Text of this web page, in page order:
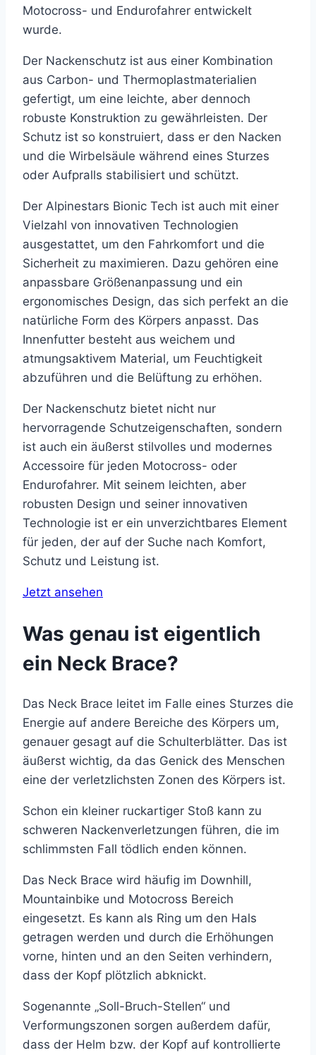
Motocross- und Endurofahrer entwickelt
wurde.
Der Nackenschutz ist aus einer Kombination
aus Carbon- und Thermoplastmaterialien
gefertigt, um eine leichte, aber dennoch
robuste Konstruktion zu gewährleisten. Der
Schutz ist so konstruiert, dass er den Nacken
und die Wirbelsäule während eines Sturzes
oder Aufpralls stabilisiert und schützt.
Der Alpinestars Bionic Tech ist auch mit einer
Vielzahl von innovativen Technologien
ausgestattet, um den Fahrkomfort und die
Sicherheit zu maximieren. Dazu gehören eine
anpassbare Größenanpassung und ein
ergonomisches Design, das sich perfekt an die
natürliche Form des Körpers anpasst. Das
Innenfutter besteht aus weichem und
atmungsaktivem Material, um Feuchtigkeit
abzuführen und die Belüftung zu erhöhen.
Der Nackenschutz bietet nicht nur
hervorragende Schutzeigenschaften, sondern
ist auch ein äußerst stilvolles und modernes
Accessoire für jeden Motocross- oder
Endurofahrer. Mit seinem leichten, aber
robusten Design und seiner innovativen
Technologie ist er ein unverzichtbares Element
für jeden, der auf der Suche nach Komfort,
Schutz und Leistung ist.
Jetzt ansehen
Was genau ist eigentlich
ein Neck Brace?
Das Neck Brace leitet im Falle eines Sturzes die
Energie auf andere Bereiche des Körpers um,
genauer gesagt auf die Schulterblätter. Das ist
äußerst wichtig, da das Genick des Menschen
eine der verletzlichsten Zonen des Körpers ist.
Schon ein kleiner ruckartiger Stoß kann zu
schweren Nackenverletzungen führen, die im
schlimmsten Fall tödlich enden können.
Das Neck Brace wird häufig im Downhill,
Mountainbike und Motocross Bereich
eingesetzt. Es kann als Ring um den Hals
getragen werden und durch die Erhöhungen
vorne, hinten und an den Seiten verhindern,
dass der Kopf plötzlich abknickt.
Sogenannte „Soll-Bruch-Stellen“ und
Verformungszonen sorgen außerdem dafür,
dass der Helm bzw. der Kopf auf kontrollierte